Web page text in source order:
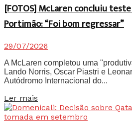
[FOTOS] McLaren concluiu
Portimão: “Foi bom regressar”
29/07/2026
A McLaren completou uma
Lando Norris, Oscar Piastri e
Autódromo Internacional do...
Ler mais